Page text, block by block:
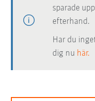
sparade
efterhand.
Har du
dig nu här.